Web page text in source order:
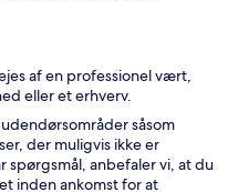
af en professionel vært,
eller et erhverv.
såsom
der muligvis ikke er
spørgsmål, anbefaler vi, at du
inden ankomst for at